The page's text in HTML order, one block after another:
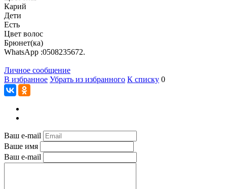
Карий
Дети
Есть
Цвет волос
Брюнет(ка)
WhatsApp :0508235672.
Личное сообщение
В избранное Убрать из избранного К списку 0
Ваш e-mail
Ваше имя
Ваш e-mail